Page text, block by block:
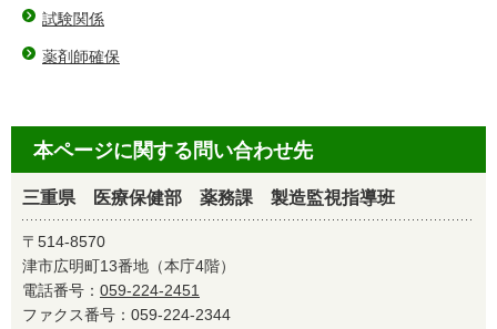
試験関係
薬剤師確保
本ページに関する問い合わせ先
三重県 医療保健部 薬務課 製造監視指導班
〒514-8570
津市広明町13番地（本庁4階）
電話番号： 059-224-2451
ファクス番号：059-224-2344